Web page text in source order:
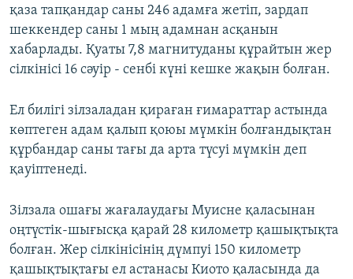
қаза тапқандар саны 246 адамға жетіп, зардап
шеккендер саны 1 мың адамнан асқанын
хабарлады. Қуаты 7,8 магнитуданы құрайтын жер
сілкінісі 16 сәуір - сенбі күні кешке жақын болған.
Ел билігі зілзаладан қираған ғимараттар астында
көптеген адам қалып қоюы мүмкін болғандықтан
құрбандар саны тағы да арта түсуі мүмкін деп
қауіптенеді.
Зілзала ошағы жағалаудағы Муисне қаласынан
оңтүстік-шығысқа қарай 28 километр қашықтықта
болған. Жер сілкінісінің дүмпуі 150 километр
қашықтықтағы ел астанасы Киото қаласында да